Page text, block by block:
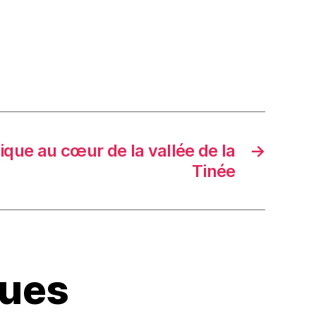
→
au cœur de la vallée de la
Tinée